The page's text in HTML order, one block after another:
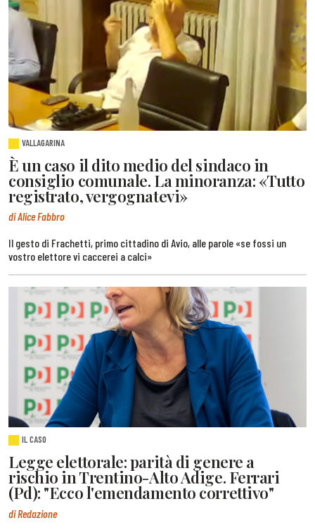
VALLAGARINA
È un caso il dito medio del sindaco in
consiglio comunale. La minoranza: «Tutto
registrato, vergognatevi»
di Alice Fabbro
Il gesto di Frachetti, primo cittadino di Avio, alle parole «se fossi un
vostro elettore vi caccerei a calci»
IL CASO
Legge elettorale: parità di genere a
rischio in Trentino-Alto Adige. Ferrari
(Pd): "Ecco l'emendamento correttivo"
di Redazione